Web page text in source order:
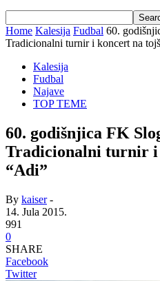
Home Kalesija Fudbal 60.
Tradicionalni turnir i koncert na
Kalesija
Fudbal
Najave
TOP TEME
60. godišnjica FK
Tradicionalni turnir i
“Adi”
By kaiser-
14. Jula 2015.
991
0
SHARE
Facebook
Twitter